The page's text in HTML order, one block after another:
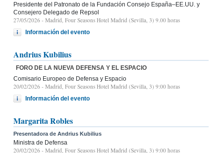
Presidente del Patronato de la Fundación Consejo España–EE.UU. y
Consejero Delegado de Repsol
27/05/2026 - Madrid, Four Seasons Hotel Madrid (Sevilla, 3) 9.00 horas
Información del evento
Andrius Kubilius
FORO DE LA NUEVA DEFENSA Y EL ESPACIO
Comisario Europeo de Defensa y Espacio
20/02/2026 - Madrid, Four Seasons Hotel Madrid (Sevilla, 3) 9:00 horas
Información del evento
Margarita Robles
Presentadora de Andrius Kubilius
Ministra de Defensa
20/02/2026 - Madrid, Four Seasons Hotel Madrid (Sevilla, 3) 9:00 horas